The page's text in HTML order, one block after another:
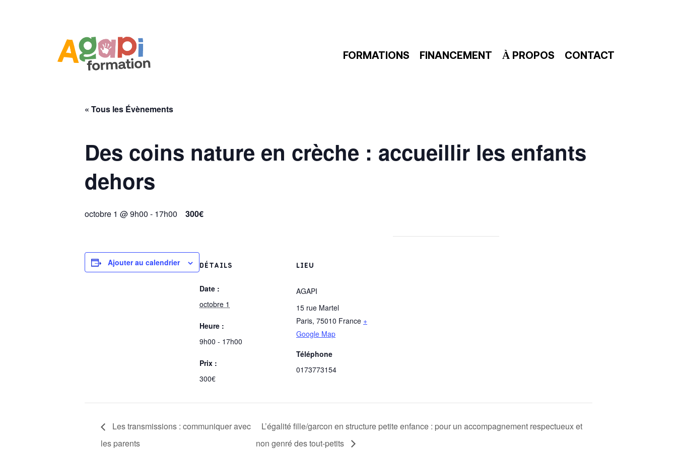
FORMATIONS FINANCEMENT À PROPOS CONTACT
« Tous les Évènements
Des coins nature en crèche : accueillir les enfants
dehors
octobre 1 @ 9h00 - 17h00 300€
Ajouter au calendrier DÉTAILS
Date :
octobre 1
Heure :
9h00 - 17h00
Prix :
300€
LIEU
AGAPI
15 rue Martel
Paris, 75010 France +
Google Map
Téléphone
0173773154
Les transmissions : communiquer avec
les parents
L’égalité fille/garcon en structure petite enfance : pour un accompagnement respectueux et
non genré des tout-petits